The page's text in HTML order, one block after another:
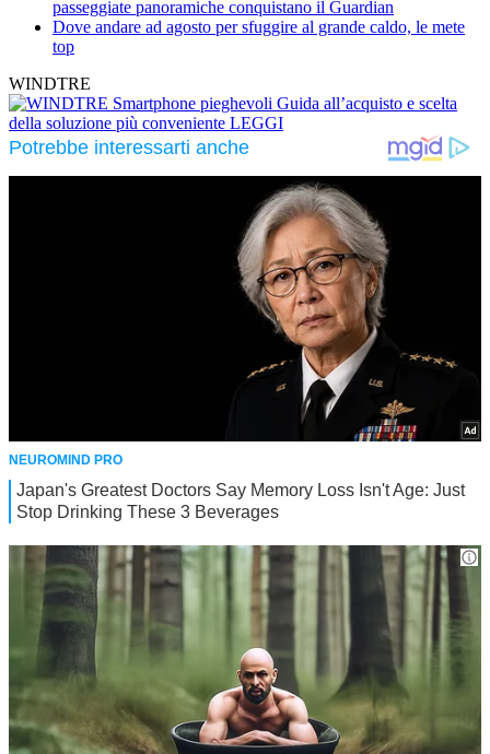
passeggiate panoramiche conquistano il Guardian
Dove andare ad agosto per sfuggire al grande caldo, le mete
top
WINDTRE
Smartphone pieghevoli Guida all’acquisto e scelta
della soluzione più conveniente LEGGI